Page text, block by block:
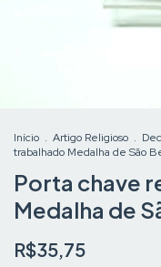
Início . Artigo Religioso .
trabalhado Medalha de São
Porta chave
Medalha de
R$35,75